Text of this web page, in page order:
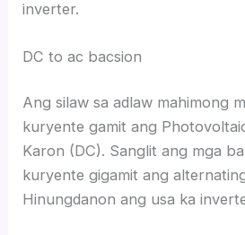
inverter.
DC to ac bacsion
Ang silaw sa adlaw mahimong
kuryente gamit ang
Karon (DC). Sanglit ang mga
kuryente gigamit ang
Hinungdanon ang usa ka